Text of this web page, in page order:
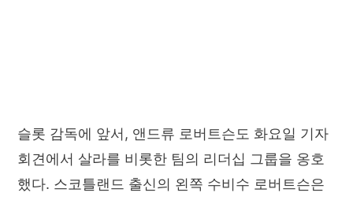
슬롯 감독에 앞서, 앤드류 로버트슨도 화요일 기자
회견에서 살라를 비롯한 팀의 리더십 그룹을 옹호
했다. 스코틀랜드 출신의 왼쪽 수비수 로버트슨은